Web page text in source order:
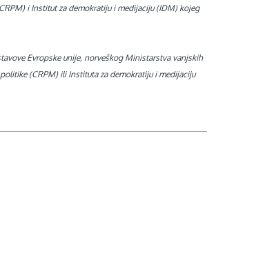
i Institut za demokratiju i medijaciju (IDM) kojeg
Evropske unije, norveškog Ministarstva vanjskih
(CRPM) ili Instituta za demokratiju i medijaciju